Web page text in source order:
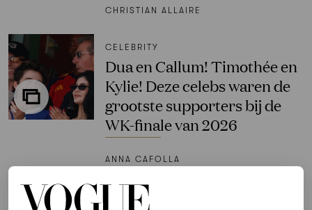
CHRISTIAN ALLAIRE
CELEBRITY
Dua en Callum! Timothée en
Kylie! Deze celebs waren de
grootste supporters bij de
WK-finale van 2026
ANNA CAFOLLA
VOICES